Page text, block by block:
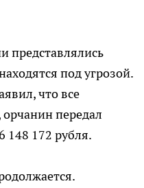
представлялись
под угрозой.
что все
передал
148 172 рубля.